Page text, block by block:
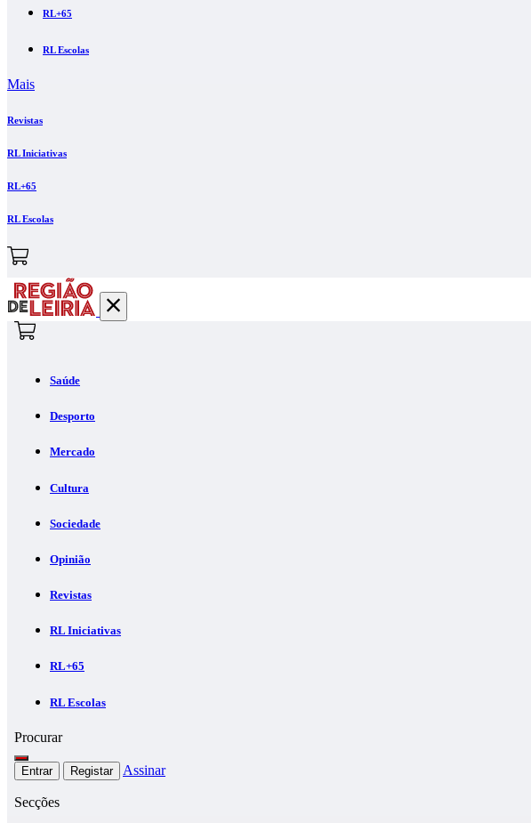
RL+65
RL Escolas
Mais
Revistas
RL Iniciativas
RL+65
RL Escolas
Saúde
Desporto
Mercado
Cultura
Sociedade
Opinião
Revistas
RL Iniciativas
RL+65
RL Escolas
Procurar
Entrar Registar Assinar
Secções